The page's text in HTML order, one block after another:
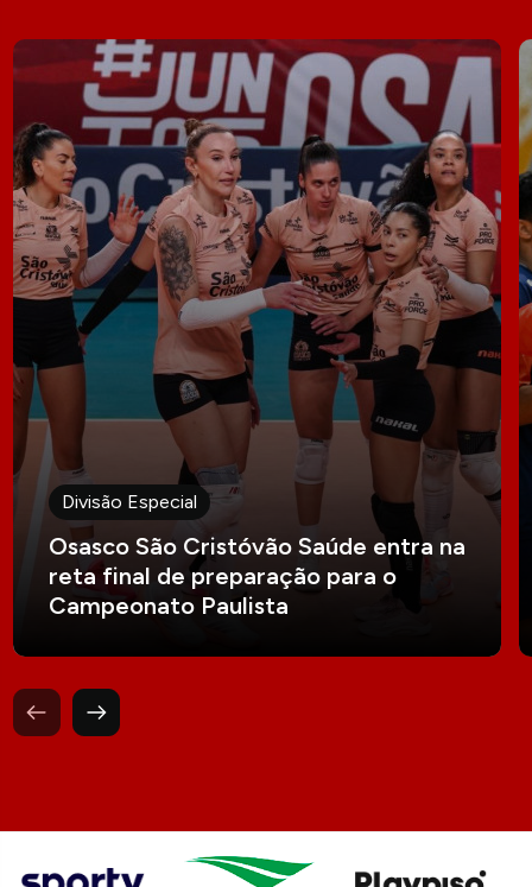
Divisão Especial
Osasco São Cristóvão Saúde entra na
reta final de preparação para o
Campeonato Paulista